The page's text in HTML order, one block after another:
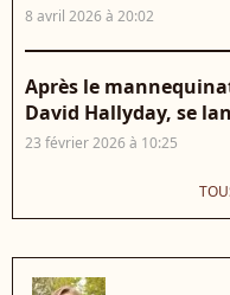
8 avril 2026 à 20:02
Après le
David Hallyday, se
23 février 2026 à 10:25